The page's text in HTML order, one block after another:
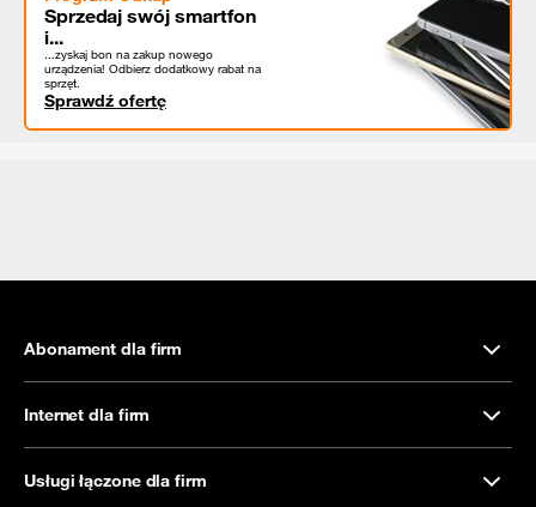
Sprzedaj swój smartfon
i...
...zyskaj bon na zakup nowego
urządzenia! Odbierz dodatkowy rabat na
sprzęt.
Sprawdź ofertę
Abonament dla firm
Internet dla firm
Usługi łączone dla firm